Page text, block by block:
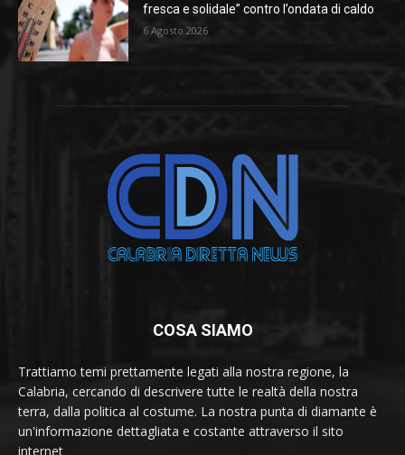
fresca e solidale” contro l’ondata di caldo
6 Agosto 2026
COSA SIAMO
Trattiamo temi prettamente legati alla nostra regione, la
Calabria, cercando di descrivere tutte le realtà della nostra
terra, dalla politica al costume. La nostra punta di diamante è
un'informazione dettagliata e costante attraverso il sito
internet